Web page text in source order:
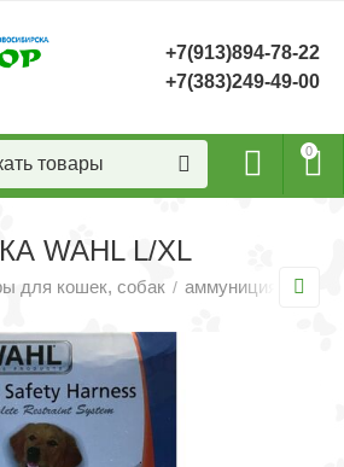
+7(913)894-78-22
+7(383)249-49-00
0
WAHL L/XL
для кошек, собак / аммуниция